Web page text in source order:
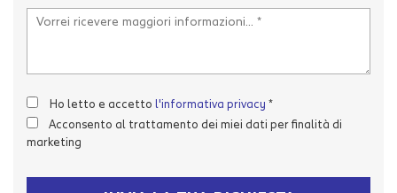
Ho letto e accetto l'informativa privacy *
Acconsento al trattamento dei miei dati per finalità di
marketing
la
policy
Salva